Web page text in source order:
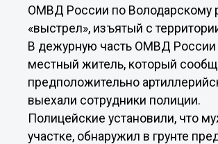
ОМВД России по Володарскому
«выстрел», изъятый с
В дежурную часть ОМВД России
местный житель, который
предположительно
выехали сотрудники полиции.
Полицейские установили, что
участке, обнаружил в грунте